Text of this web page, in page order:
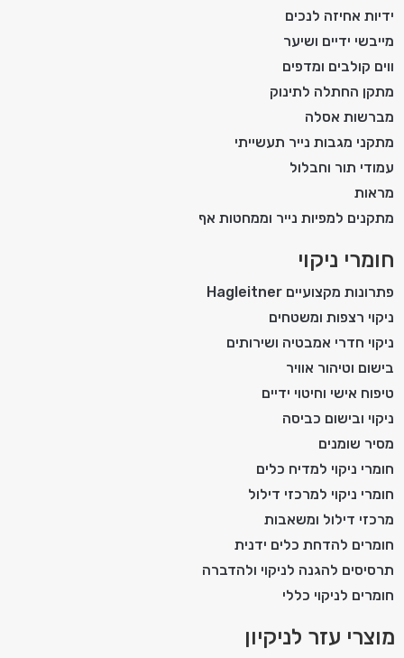
ידיות אחיזה לנכים
מייבשי ידיים ושיער
ווים קולבים ומדפים
מתקן החתלה לתינוק
מברשות אסלה
מתקני מגבות נייר תעשייתי
עמודי תור וחבלול
מראות
מתקנים למפיות נייר וממחטות אף
חומרי ניקוי
פתרונות מקצועיים Hagleitner
ניקוי רצפות ומשטחים
ניקוי חדרי אמבטיה ושירותים
בישום וטיהור אוויר
טיפוח אישי וחיטוי ידיים
ניקוי ובישום כביסה
מסיר שומנים
חומרי ניקוי למדיח כלים
חומרי ניקוי למרכזי דילול
מרכזי דילול ומשאבות
חומרים להדחת כלים ידנית
תרסיסים להגנה לניקוי ולהדברה
חומרים לניקוי כללי
מוצרי עזר לניקיון